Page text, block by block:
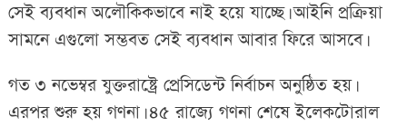
সেই ব্যবধান অলৌকিকভাবে নাই হয়ে যাচ্ছে। আইনি প্রক্রিয়া
সামনে এগুলো সম্ভবত সেই ব্যবধান আবার ফিরে আসবে।
গত ৩ নভেম্বর যুক্তরাষ্ট্রে প্রেসিডেন্ট নির্বাচন অনুষ্ঠিত হয়।
এরপর শুরু হয় গণনা। ৪৫ রাজ্যে গণনা শেষে ইলেকটোরাল